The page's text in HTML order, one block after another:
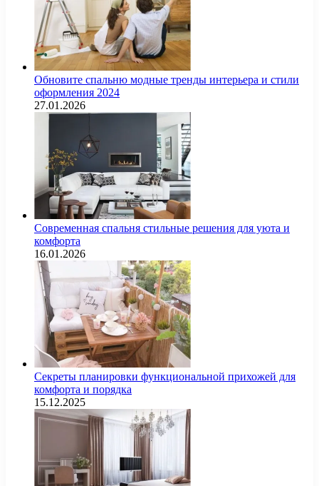
Обновите спальню модные тренды интерьера и стили
оформления 2024
27.01.2026
Современная спальня стильные решения для уюта и
комфорта
16.01.2026
Секреты планировки функциональной прихожей для
комфорта и порядка
15.12.2025